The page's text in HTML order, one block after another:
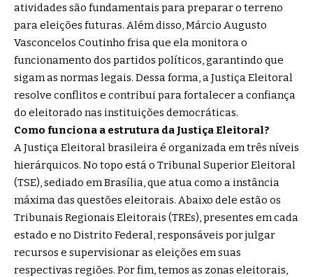
atividades são fundamentais para preparar o terreno
para eleições futuras. Além disso, Márcio Augusto
Vasconcelos Coutinho frisa que ela monitora o
funcionamento dos partidos políticos, garantindo que
sigam as normas legais. Dessa forma, a Justiça Eleitoral
resolve conflitos e contribui para fortalecer a confiança
do eleitorado nas instituições democráticas.
Como funciona a estrutura da Justiça Eleitoral?
A Justiça Eleitoral brasileira é organizada em três níveis
hierárquicos. No topo está o Tribunal Superior Eleitoral
(TSE), sediado em Brasília, que atua como a instância
máxima das questões eleitorais. Abaixo dele estão os
Tribunais Regionais Eleitorais (TREs), presentes em cada
estado e no Distrito Federal, responsáveis por julgar
recursos e supervisionar as eleições em suas
respectivas regiões. Por fim, temos as zonas eleitorais,